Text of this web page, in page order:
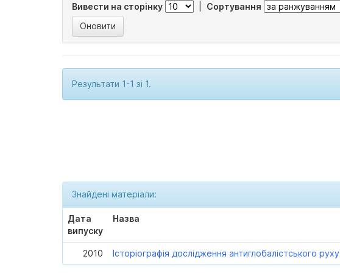
Вивести на сторінку Сортування
Результати 1-1 зі 1.
Знайдені матеріали:
Дата
випуску
Назва
2010 Історіографія дослідження антиглобалістського руху